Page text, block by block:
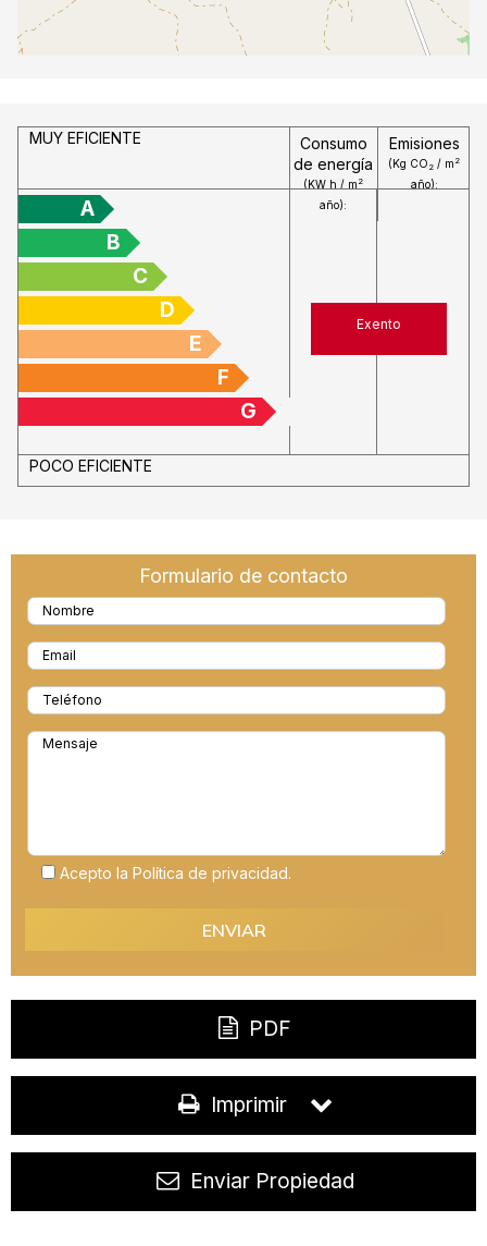
MUY EFICIENTE
Consumo
de energía
(KW h / m 2
año):
Emisiones
(Kg CO 2 / m 2
año):
A
B
C
D
E
F
G
POCO EFICIENTE
Exento
Formulario de contacto
Acepto la Política de privacidad.
PDF
Imprimir
Enviar Propiedad